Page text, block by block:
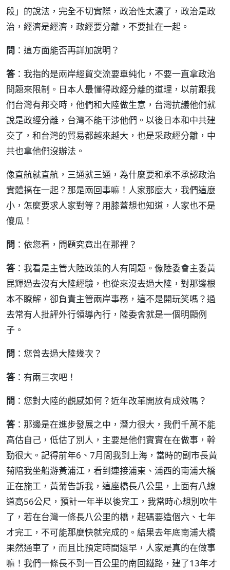
段」的說法，完全不切實際，政治性太濃了，政治是政
治，經濟是經濟，政經要分離，不要扯在一起。
問 ：這方面能否再詳加說明？
答：我指的是兩岸經貿交流要單純化，不要一直拿政治
問題來限制。日本人最懂得政經分離的道理，以前跟我
們台灣有邦交時，他們和大陸做生意，台灣抗議他們就
說是政經分離，台灣不能干涉他們。以後日本和中共建
交了，和台灣的貿易都越來越大，也是采政經分離，中
共也拿他們沒辦法。
像直航就直航，三通就三通，為什麼要和承不承認政治
實體搞在一起？那是兩回事嘛！人家那麼大，我們這麼
小，怎麼要求人家對等？用膝蓋想也知道，人家也不是
傻瓜！
問 ：依您看，問題究竟出在那裡？
答：我看是主管大陸政策的人有問題。像陸委會主委黃
昆輝過去沒有大陸經驗，也從來沒去過大陸，對那邊根
本不瞭解，卻負責主管兩岸事務，這不是開玩笑嗎？過
去常有人批評外行領導內行，陸委會就是一個明顯例
子。
問 ：您曾去過大陸幾次？
答：有兩三次吧！
問 ：您對大陸的觀感如何？近年改革開放有成效嗎？
答：那邊是在進步發展之中，潛力很大，我們千萬不能
高估自己，低估了別人，主要是他們實實在在做事，幹
勁很大。記得前年6、7月間我到上海，當時的副市長黃
菊陪我坐船游黃浦江，看到連接浦東、浦西的南浦大橋
正在施工，黃菊告訴我，這座橋長八公里，上面有八線
道高56公尺，預計一年半以後完工，我當時心想別吹牛
了，若在台灣一條長八公里的橋，起碼要造個六、七年
才完工，不可能那麼快就完成的。結果去年底南浦大橋
果然通車了，而且比預定時間還早，人家是真的在做事
嘛！我們一條長不到一百公里的南回鐵路，建了13年才